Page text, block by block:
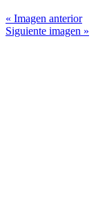
« Imagen anterior
Siguiente imagen »